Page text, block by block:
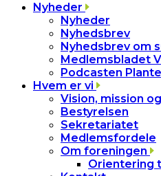
Nyheder
Nyheder
Nyhedsbrev
Nyhedsbrev om
Medlemsbladet
Podcasten
Hvem er vi
Vision, mission
Bestyrelsen
Sekretariatet
Medlemsfordele
Om foreningen
Orientering